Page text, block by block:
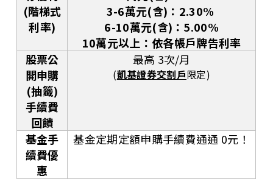
(階梯式
利率)
3-6萬元(含)：2.30%
6-10萬元(含)：5.00%
10萬元以上：依各帳戶牌告利率
股票公
開申購
(抽籤)
手續費
回饋
最高 3次/月
(凱基證券交割戶限定)
基金手
續費優
惠
基金定期定額申購手續費通通 0元！